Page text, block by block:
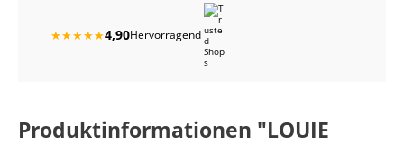
★★★★★4,90Hervorragend
Produktinformationen "LOUIE